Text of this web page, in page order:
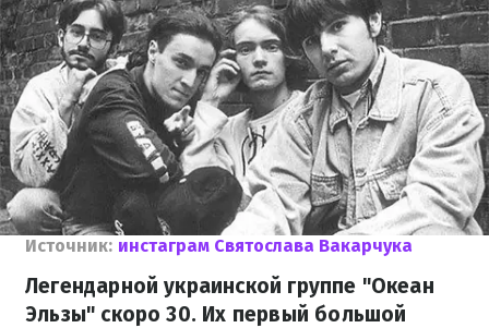
Источник: инстаграм Святослава Вакарчука
Легендарной украинской группе "Океан
Эльзы" скоро 30. Их первый большой